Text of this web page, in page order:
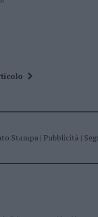
Stampa| Pubblicità|